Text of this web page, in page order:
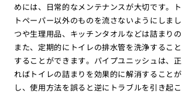
めには、日常的なメンテナンスが大切です。
トペーパー以外のものを流さないようにしま
つや生理用品、キッチンタオルなどは詰まりの
また、定期的にトイレの排水管を洗浄するこ
することができます。パイプユニッシュは、
ればトイレの詰まりを効果的に解消すること
し、使用方法を誤ると逆にトラブルを引き起